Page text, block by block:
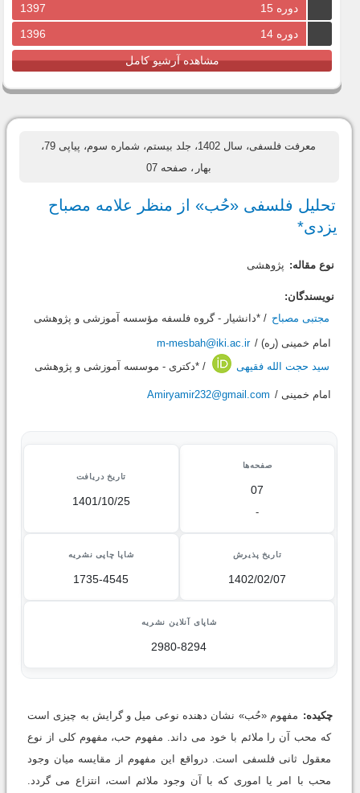
دوره 15
1397
دوره 14
1396
مشاهده آرشیو کامل
معرفت فلسفی، سال 1402، جلد بیستم، شماره سوم، پیاپی 79،
بهار ، صفحه 07
تحلیل فلسفی «حُب» از منظر علامه مصباح
یزدی*
نوع مقاله: پژوهشی
نویسندگان:
مجتبی مصباح / *دانشیار - گروه فلسفه مؤسسه آموزشی و پژوهشی
امام خمینی (ره) / m-mesbah@iki.ac.ir
سید حجت الله فقیهی
/ *دکتری - موسسه آموزشی و پژوهشی
امام خمینی / Amiryamir232@gmail.com
صفحه‌ها
07
-
تاریخ دریافت
1401/10/25
تاریخ پذیرش
1402/02/07
شاپا چاپی نشریه
1735-4545
شاپای آنلاین نشریه
2980-8294
چکیده: مفهوم «حُب» نشان دهنده نوعی میل و گرایش به چیزی است
که محب آن را ملائم با خود می داند. مفهوم حب، مفهوم کلی از نوع
معقول ثانی فلسفی است. درواقع این مفهوم از مقایسه میان وجود
محب با امر یا اموری که با آن وجود ملائم است، انتزاع می گردد.